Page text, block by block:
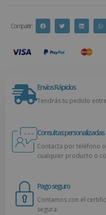
Compartir :
Envíos Rápidos
Tendrás tu pedido
Consultas personalizadas
Contacta por teléfono
cualquier producto o
Pago seguro
Contamos con el
segura.